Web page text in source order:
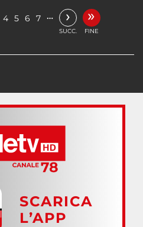
4 5 6 7 … ›
SUCC.
»
FINE
SCARICA
L’APP